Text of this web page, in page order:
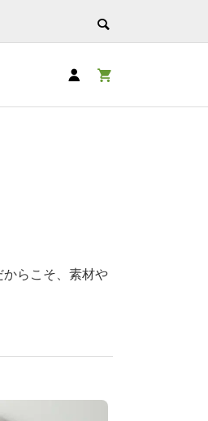
らこそ、素材や